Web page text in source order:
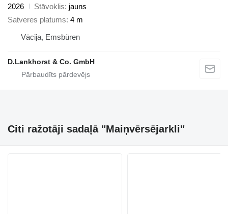
2026
Stāvoklis jauns
Satveres platums 4 m
Vācija, Emsbüren
D.Lankhorst & Co. GmbH
Citi ražotāji sadaļā "Maiņvērsējarkli"